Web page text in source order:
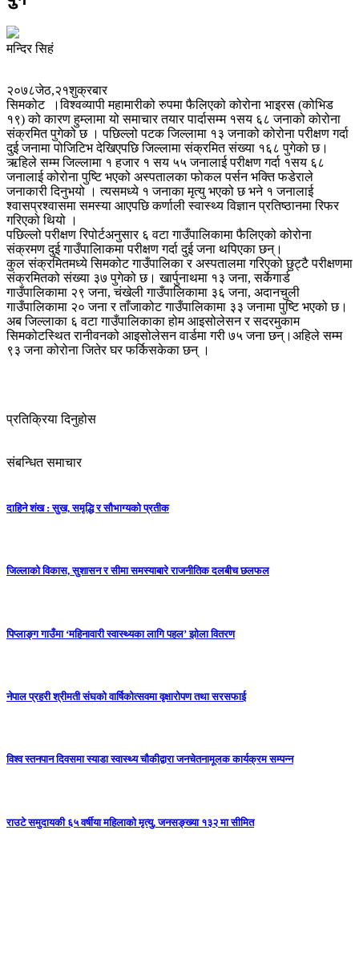
मन्दिर सिहं
२०७८जेठ,२१शुक्रबार
सिमकोट ।विश्वव्यापी महामारीको रुपमा फैलिएको कोरोना भाइरस (कोभिड
१९) को कारण हुम्लामा यो समाचार तयार पार्दासम्म १सय ६८ जनाको कोरोना
संक्रमित पुगेको छ । पछिल्लो पटक जिल्लामा १३ जनाको कोरोना परीक्षण गर्दा
दुई जनामा पोजिटिभ देखिएपछि जिल्लामा संक्रमित संख्या १६८ पुगेको छ।
ऋहिले सम्म जिल्लामा १ हजार १ सय ५५ जनालाई परीक्षण गर्दा १सय ६८
जनालाई कोरोना पुष्टि भएको अस्पतालका फोकल पर्सन भक्ति फडेराले
जनाकारी दिनुभयो । त्यसमध्ये १ जनाका मृत्यु भएको छ भने १ जनालाई
श्वासप्रश्वासमा समस्या आएपछि कर्णाली स्वास्थ्य विज्ञान प्रतिष्ठानमा रिफर
गरिएको थियो ।
पछिल्लो परीक्षण रिपोर्टअनुसार ६ वटा गाउँपालिकामा फैलिएको कोरोना
संक्रमण दुई गाउँपालिाकमा परीक्षण गर्दा दुई जना थपिएका छन्।
कुल संक्रमितमध्ये सिमकोट गाउँपालिका र अस्पतालमा गरिएको छुट्टै परीक्षणमा
संक्रमितको संख्या ३७ पुगेको छ। खार्पुनाथमा १३ जना, सर्केगार्ड
गाउँपालिकामा २९ जना, चंखेली गाउँपालिकामा ३६ जना, अदानचुली
गाउँपालिकामा २० जना र ताँजाकोट गाउँपालिकामा ३३ जनामा पुष्टि भएको छ।
अब जिल्लाका ६ वटा गाउँपालिकाका होम आइसोलेसन र सदरमुकाम
सिमकोटस्थित रानीवनको आइसोलेसन वार्डमा गरी ७५ जना छन्।अहिले सम्म
९३ जना कोरोना जितेर घर फर्किसकेका छन् ।
प्रतिक्रिया दिनुहोस
संबन्धित समाचार
दाहिने शंख : सुख, समृद्धि र सौभाग्यको प्रतीक
जिल्लाको विकास, सुशासन र सीमा समस्याबारे राजनीतिक दलबीच छलफल
पिप्लाङ्ग गाउँमा ‘महिनावारी स्वास्थ्यका लागि पहल’ झोला वितरण
नेपाल प्रहरी श्रीमती संघको वार्षिकोत्सवमा वृक्षारोपण तथा सरसफाई
विश्व स्तनपान दिवसमा स्याडा स्वास्थ्य चौकीद्वारा जनचेतनामूलक कार्यक्रम सम्पन्न
राउटे समुदायकी ६५ वर्षीया महिलाको मृत्यु, जनसङ्ख्या १३२ मा सीमित